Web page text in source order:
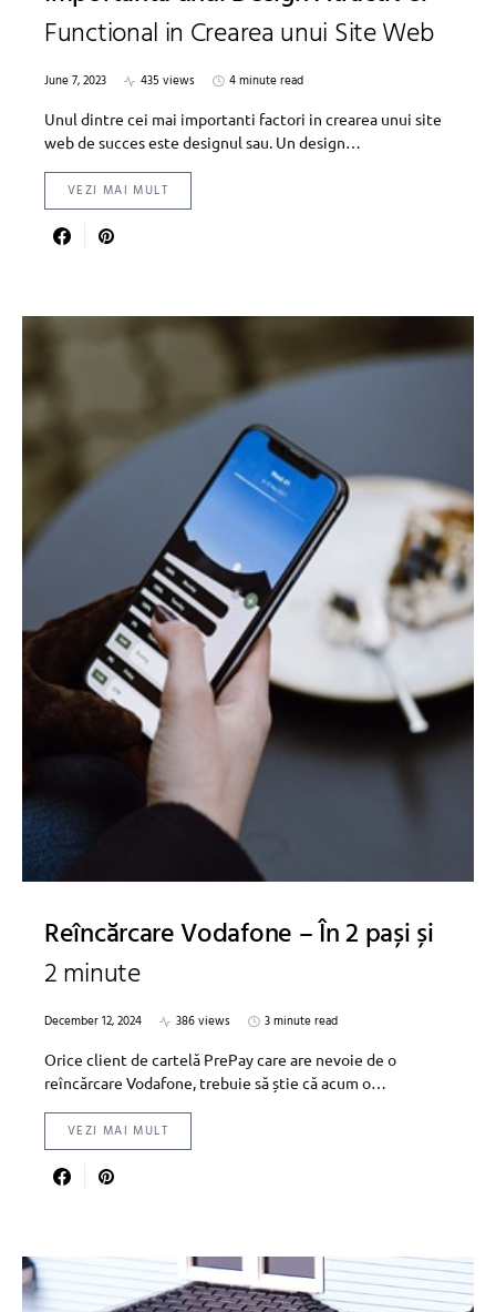
Functional in Crearea unui Site Web
June 7, 2023 435 views
4 minute read
Unul dintre cei mai importanti factori in crearea unui site
web de succes este designul sau. Un design…
VEZI MAI MULT
Reîncărcare Vodafone – În 2 pași și
2 minute
December 12, 2024 386 views
3 minute read
Orice client de cartelă PrePay care are nevoie de o
reîncărcare Vodafone, trebuie să știe că acum o…
VEZI MAI MULT